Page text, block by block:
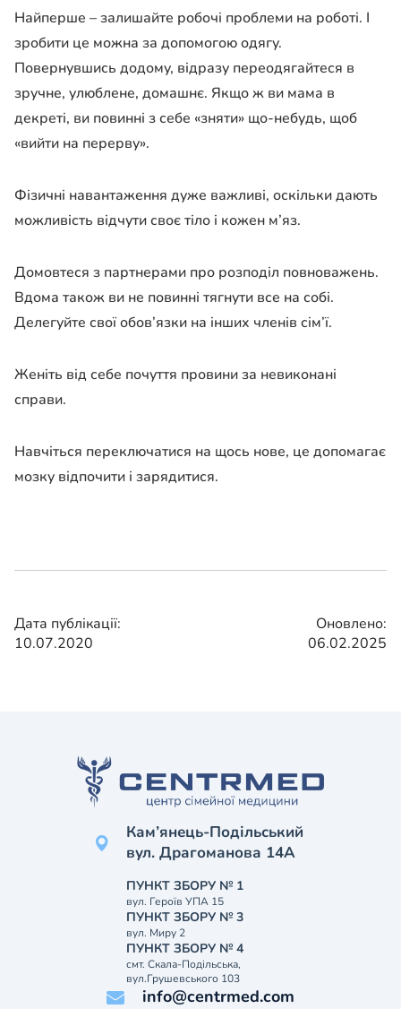
Найперше – залишайте робочі проблеми на роботі. І
зробити це можна за допомогою одягу.
Повернувшись додому, відразу переодягайтеся в
зручне, улюблене, домашнє. Якщо ж ви мама в
декреті, ви повинні з себе «зняти» що-небудь, щоб
«вийти на перерву».
Фізичні навантаження дуже важливі, оскільки дають
можливість відчути своє тіло і кожен м’яз.
Домовтеся з партнерами про розподіл повноважень.
Вдома також ви не повинні тягнути все на собі.
Делегуйте свої обов’язки на інших членів сім’ї.
Женіть від себе почуття провини за невиконані
справи.
Навчіться переключатися на щось нове, це допомагає
мозку відпочити і зарядитися.
Дата публікації:
10.07.2020
Оновлено:
06.02.2025
Кам’янець-Подільський
вул. Драгоманова 14А
ПУНКТ ЗБОРУ № 1
вул. Героїв УПА 15
ПУНКТ ЗБОРУ № 3
вул. Миру 2
ПУНКТ ЗБОРУ № 4
смт. Скала-Подільська,
вул.Грушевського 103
info@centrmed.com